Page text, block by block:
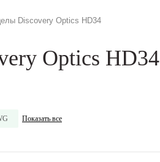
Discovery Optics HD34
Optics HD34
Показать все